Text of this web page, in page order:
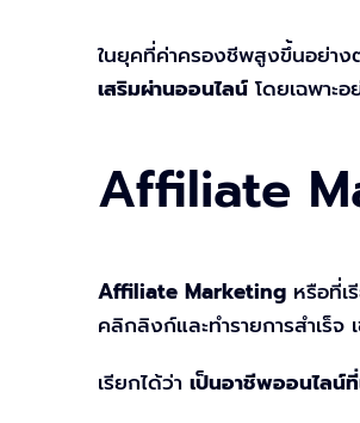
ในยุคที่ค่าครองชีพสูงขึ้นอย่าง
เสริมผ่านออนไลน์ โดยเฉพาะ
Affiliate
Affiliate Marketing หรือที่เ
คลิกลิงก์และทำรายการสำเร็จ
เรียกได้ว่า เป็นอาชีพออนไลน์